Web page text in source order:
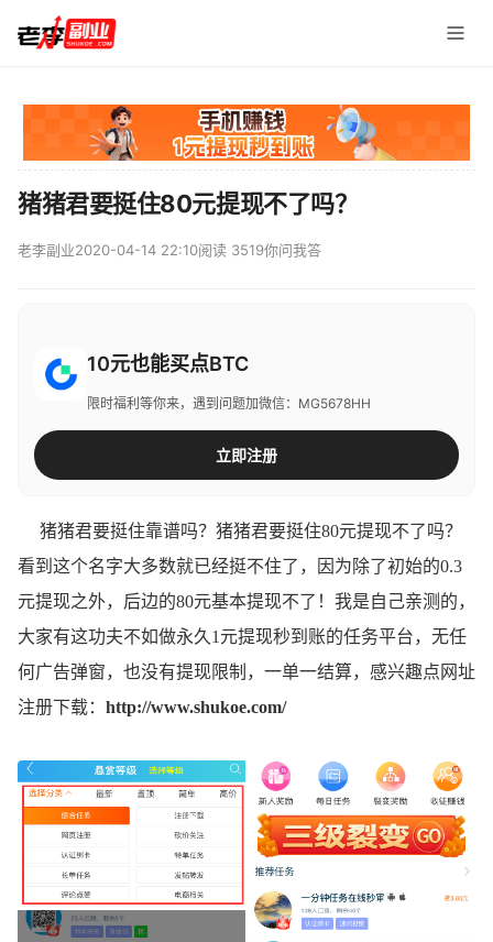
猪猪君要挺住80元提现不了吗？
老李副业2020-04-14 22:10阅读 3519你问我答
10元也能买点BTC
限时福利等你来，遇到问题加微信：MG5678HH
立即注册
猪猪君要挺住靠谱吗？猪猪君要挺住80元提现不了吗？
看到这个名字大多数就已经挺不住了，因为除了初始的0.3
元提现之外，后边的80元基本提现不了！我是自己亲测的，
大家有这功夫不如做永久1元提现秒到账的任务平台，无任
何广告弹窗，也没有提现限制，一单一结算，感兴趣点网址
注册下载： http://www.shukoe.com/